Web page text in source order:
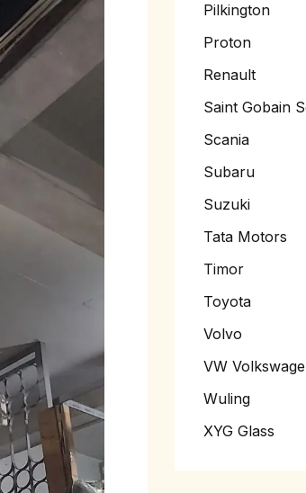
Pilkington
Proton
Renault
Saint Gobain
Scania
Subaru
Suzuki
Tata Motors
Timor
Toyota
Volvo
VW
Wuling
XYG Glass